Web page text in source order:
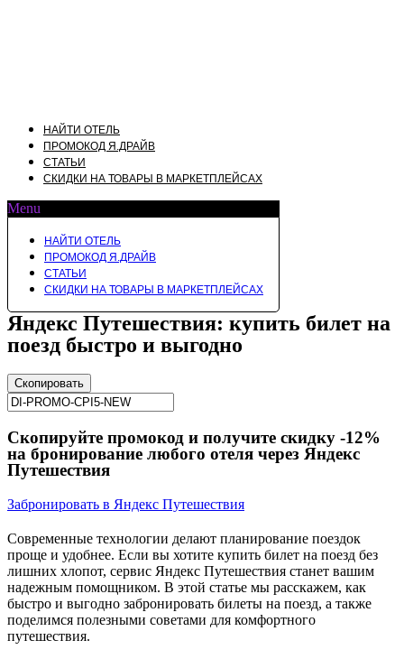
НАЙТИ ОТЕЛЬ
ПРОМОКОД Я.ДРАЙВ
СТАТЬИ
СКИДКИ НА ТОВАРЫ В МАРКЕТПЛЕЙСАХ
Menu
НАЙТИ ОТЕЛЬ
ПРОМОКОД Я.ДРАЙВ
СТАТЬИ
СКИДКИ НА ТОВАРЫ В МАРКЕТПЛЕЙСАХ
Яндекс Путешествия: купить билет на
поезд быстро и выгодно
Скопировать
Скопируйте промокод и получите скидку -12%
на бронирование любого отеля через Яндекс
Путешествия
Забронировать в Яндекс Путешествия
Современные технологии делают планирование поездок
проще и удобнее. Если вы хотите купить билет на поезд без
лишних хлопот, сервис Яндекс Путешествия станет вашим
надежным помощником. В этой статье мы расскажем, как
быстро и выгодно забронировать билеты на поезд, а также
поделимся полезными советами для комфортного
путешествия.